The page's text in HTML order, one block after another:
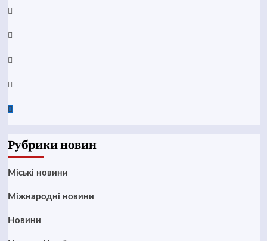
YouTube
Telegram
Instagram
Twitter
Google
Рубрики новин
Mіські новини
Міжнародні новини
Новини